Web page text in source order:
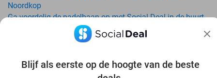
Blijf als eerste op de hoogte van de beste
Noordkop
Ga voordelig de padelbaan op met Social Deal in de buurt
Geniet van je vakantie in Noordkop in Nederland met
Ontdek voordelig Pilates in Noordkop - Social Deal
Ervaar de kwaliteit van het Van der Valk hotel in Noordkop